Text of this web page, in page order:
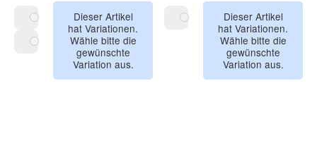
hazel brown
forest green
Dieser Artikel
hat Variationen.
Wähle bitte die
gewünschte
Variation aus.
space black
Dieser Artikel
hat Variationen.
Wähle bitte die
gewünschte
Variation aus.